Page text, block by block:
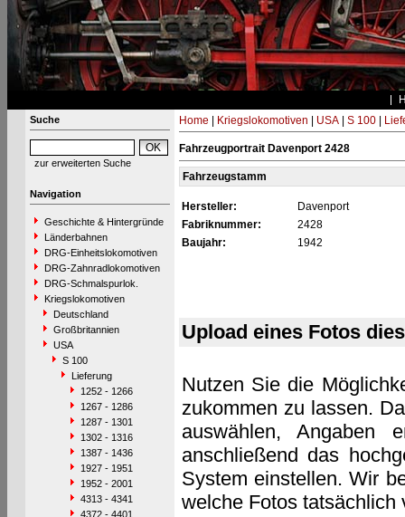
Suche
zur erweiterten Suche
Navigation
Geschichte & Hintergründe
Länderbahnen
DRG-Einheitslokomotiven
DRG-Zahnradlokomotiven
DRG-Schmalspurlok.
Kriegslokomotiven
Deutschland
Großbritannien
USA
S 100
Lieferung
1252 - 1266
1267 - 1286
1287 - 1301
1302 - 1316
1387 - 1436
1927 - 1951
1952 - 2001
4313 - 4341
4372 - 4401
Home Kriegslokomotiven USA| S 100|
Fahrzeugportrait Davenport 2428
Fahrzeugstamm
Hersteller:
Davenport
Fabriknummer:
2428
Baujahr:
1942
Upload eines Fotos
Nutzen Sie die
zukommen zu lassen.
auswählen, Angaben
anschließend das
System einstellen. Wir
welche Fotos tatsächlich